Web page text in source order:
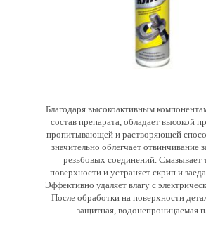
Благодаря высокоактивным
состав препарата, обладает высокой
пропитывающей и растворяющей
значительно облегчает отвинчивание
резьбовых соединений. Смазывает
поверхности и устраняет скрип и
Эффективно удаляет влагу с
После обработки на поверхности
защитная, водонепроницаемая